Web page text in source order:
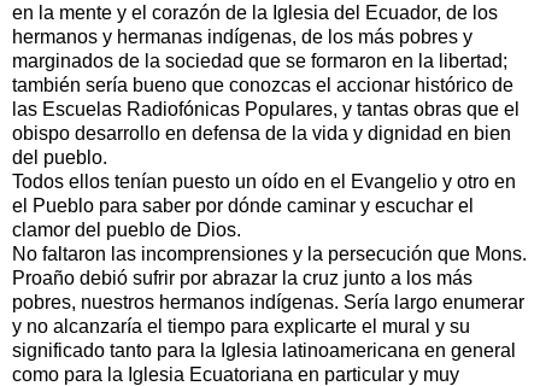
en la mente y el corazón de la Iglesia del Ecuador, de los
hermanos y hermanas indígenas, de los más pobres y
marginados de la sociedad que se formaron en la libertad;
también sería bueno que conozcas el accionar histórico de
las Escuelas Radiofónicas Populares, y tantas obras que el
obispo desarrollo en defensa de la vida y dignidad en bien
del pueblo.
Todos ellos tenían puesto un oído en el Evangelio y otro en
el Pueblo para saber por dónde caminar y escuchar el
clamor del pueblo de Dios.
No faltaron las incomprensiones y la persecución que Mons.
Proaño debió sufrir por abrazar la cruz junto a los más
pobres, nuestros hermanos indígenas. Sería largo enumerar
y no alcanzaría el tiempo para explicarte el mural y su
significado tanto para la Iglesia latinoamericana en general
como para la Iglesia Ecuatoriana en particular y muy